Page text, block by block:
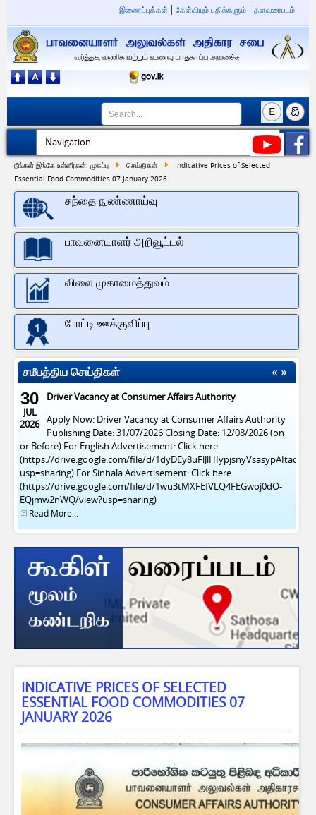
இணைப்புக்கள் கேள்வியும் பதில்களும் தளவரைபடம்
நீங்கள் இங்கே உள்ளீர்கள்: முகப்பு செய்திகள்
Indicative Prices of Selected
Essential Food Commodities 07 January 2026
சந்தை நுண்ணாய்வு
பாவனையாளர் அறிவூட்டல்
விலை முகாமைத்துவம்
போட்டி ஊக்குவிப்பு
சமீபத்திய செய்திகள்
30
JUL
2026
Driver Vacancy at Consumer Affairs Authority
Apply Now: Driver Vacancy at Consumer Affairs Authority
Publishing Date: 31/07/2026 Closing Date: 12/08/2026 (on
or Before) For English Advertisement: Click here
(https://drive.google.com/file/d/1dyDEy8uFlJlHIypjsnyVsasypAItacFl/
usp=sharing) For Sinhala Advertisement: Click here
(https://drive.google.com/file/d/1wu3tMXFEfVLQ4FEGwoj0dO-
EQjmw2nWQ/view?usp=sharing)
Read More...
INDICATIVE PRICES OF SELECTED
ESSENTIAL FOOD COMMODITIES 07
JANUARY 2026